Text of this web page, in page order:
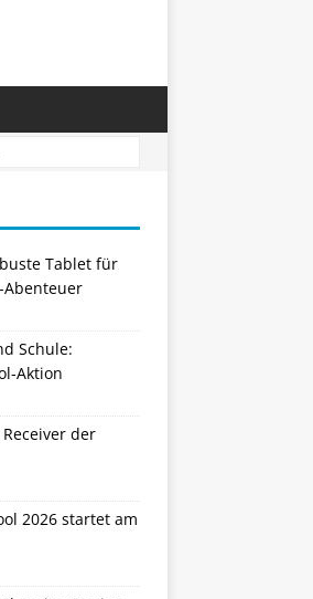
Tablet für
Abenteuer
Schule:
Aktion
der
2026 startet am